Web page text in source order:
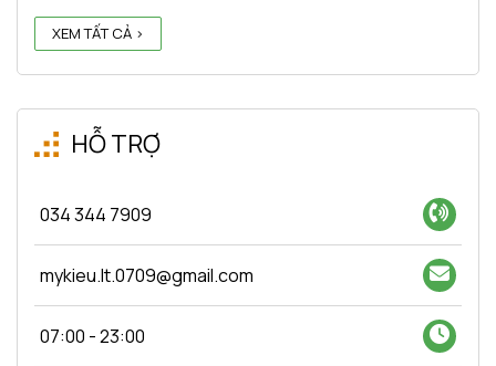
XEM TẤT CẢ >
HỖ TRỢ
034 344 7909
mykieu.lt.0709@gmail.com
07:00 - 23:00